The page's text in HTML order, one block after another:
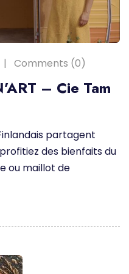
Comments (0)
– Cie Tam
partagent
des bienfaits du
ou maillot de